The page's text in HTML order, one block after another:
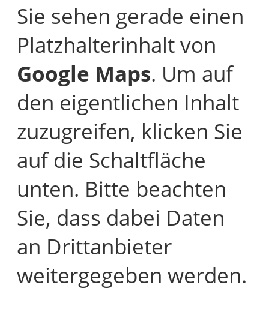
Sie sehen gerade einen
Platzhalterinhalt von
Google Maps. Um auf
den eigentlichen Inhalt
zuzugreifen, klicken Sie
auf die Schaltfläche
unten. Bitte beachten
Sie, dass dabei Daten
an Drittanbieter
weitergegeben werden.